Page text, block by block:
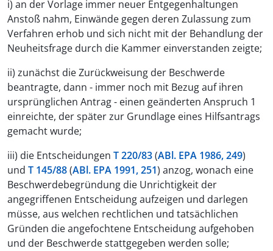
i) an der Vorlage immer neuer Entgegenhaltungen
Anstoß nahm, Einwände gegen deren Zulassung zum
Verfahren erhob und sich nicht mit der Behandlung der
Neuheitsfrage durch die Kammer einverstanden zeigte;
ii) zunächst die Zurückweisung der Beschwerde
beantragte, dann - immer noch mit Bezug auf ihren
ursprünglichen Antrag - einen geänderten Anspruch 1
einreichte, der später zur Grundlage eines Hilfsantrags
gemacht wurde;
iii) die Entscheidungen T 220/83(ABl. EPA 1986, 249)
und T 145/88(ABl. EPA 1991, 251) anzog, wonach eine
Beschwerdebegründung die Unrichtigkeit der
angegriffenen Entscheidung aufzeigen und darlegen
müsse, aus welchen rechtlichen und tatsächlichen
Gründen die angefochtene Entscheidung aufgehoben
und der Beschwerde stattgegeben werden solle;